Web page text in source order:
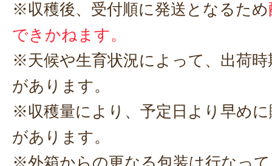
分加え、中火にかけます
5. 竹串がすっと通るくらいに、里
ったら、牛肉を入れます。牛肉に
の調味料を入れて、中火のまま
本当に 里芋が煮崩れしていません。
らかそう！では、いただきまし
※収穫後、受付順に発送となるため
できかねます。
※天候や生育状況によって、出荷
があります。
※収穫量により、予定日より早め
があります。
※外箱からの更なる包装は行なっ